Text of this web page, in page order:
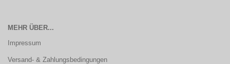
MEHR ÜBER...
Impressum
Versand- & Zahlungsbedingungen